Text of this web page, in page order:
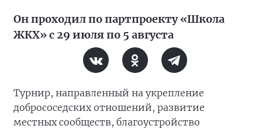
Он проходил по партпроекту «Школа
ЖКХ» с 29 июля по 5 августа
Турнир, направленный на укрепление
добрососедских отношений, развитие
местных сообществ, благоустройство